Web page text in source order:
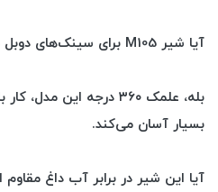
آیا شیر M105 برای سینک‌های دوبل مناسب است؟
بله، علمک ۳۶۰ درجه این
بسیار آسان می‌کند.
آیا این شیر در برابر آب داغ